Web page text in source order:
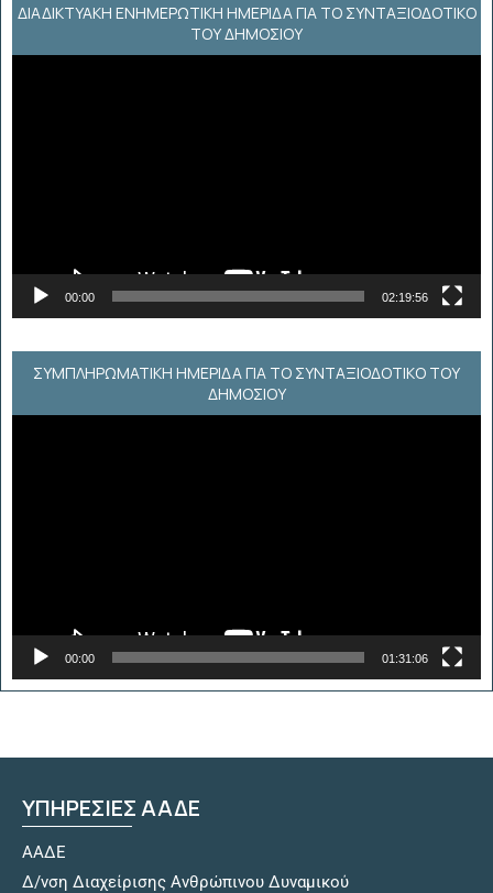
ΔΙΑΔΙΚΤΥΑΚΉ ΕΝΗΜΕΡΩΤΙΚΉ ΗΜΕΡΊΔΑ ΓΙΑ ΤΟ ΣΥΝΤΑΞΙΟΔΟΤΙΚΌ
ΤΟΥ ΔΗΜΟΣΊΟΥ
00:00 02:19:56
ΣΥΜΠΛΗΡΩΜΑΤΙΚΗ ΗΜΕΡΙΔΑ ΓΙΑ ΤΟ ΣΥΝΤΑΞΙΟΔΟΤΙΚΟ ΤΟΥ
ΔΗΜΟΣΙΟΥ
00:00 01:31:06
ΥΠΗΡΕΣΙΕΣ ΑΑΔΕ
ΑΑΔΕ
Δ/νση Διαχείρισης Ανθρώπινου Δυναμικού